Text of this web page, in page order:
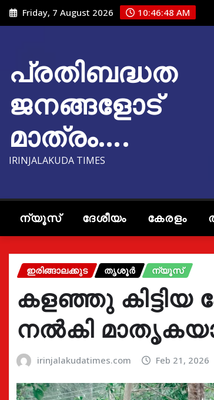
Skip
to
Friday, 7 August 2026 10:46:49 AM
പ്രതിബദ്ധത
ജനങ്ങളോട്
മാത്രം….
IRINJALAKUDA TIMES
ന്യൂസ് ദേശീയം കേരളം
ഇരിങ്ങാലക്കുട തൃശൂർ ന്യൂസ്
കളഞ്ഞു കിട്ടിയ
നൽകി
irinjalakudatimes.com Feb 21, 2026